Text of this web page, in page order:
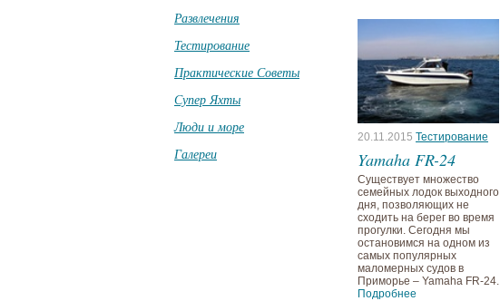
Развлечения
Тестирование
Практические Советы
Супер Яхты
Люди и море
Галереи
20.11.2015 Тестирование
Yamaha FR-24
Существует множество
семейных лодок выходного
дня, позволяющих не
сходить на берег во время
прогулки. Сегодня мы
остановимся на одном из
самых популярных
маломерных судов в
Приморье – Yamaha FR-24.
Подробнее